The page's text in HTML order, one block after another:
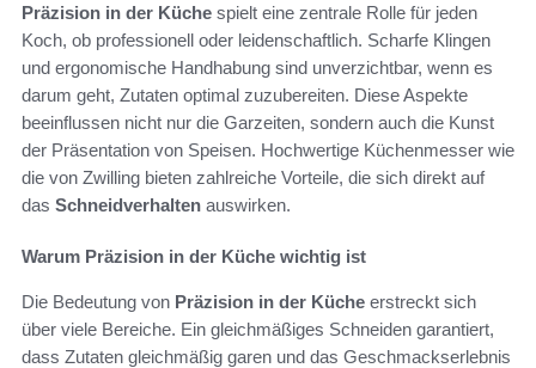
Präzision in der Küche spielt eine zentrale Rolle für jeden
Koch, ob professionell oder leidenschaftlich. Scharfe Klingen
und ergonomische Handhabung sind unverzichtbar, wenn es
darum geht, Zutaten optimal zuzubereiten. Diese Aspekte
beeinflussen nicht nur die Garzeiten, sondern auch die Kunst
der Präsentation von Speisen. Hochwertige Küchenmesser wie
die von Zwilling bieten zahlreiche Vorteile, die sich direkt auf
das Schneidverhalten auswirken.
Warum Präzision in der Küche wichtig ist
Die Bedeutung von Präzision in der Küche erstreckt sich
über viele Bereiche. Ein gleichmäßiges Schneiden garantiert,
dass Zutaten gleichmäßig garen und das Geschmackserlebnis